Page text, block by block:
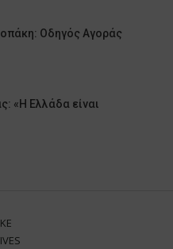
Οδηγός Αγοράς
«Η Ελλάδα είναι